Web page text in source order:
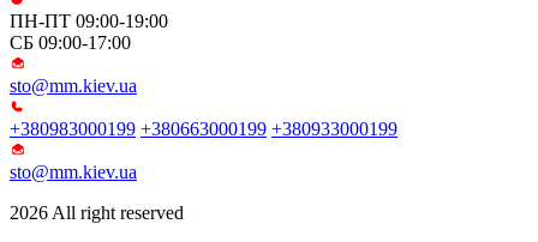
ПН-ПТ 09:00-19:00
СБ 09:00-17:00
sto@mm.kiev.ua
+380983000199 +380663000199 +380933000199
sto@mm.kiev.ua
2026 All right reserved